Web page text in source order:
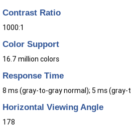
Contrast Ratio
1000:1
Color Support
16.7 million colors
Response Time
8 ms (gray-to-gray normal); 5 ms
Horizontal Viewing Angle
178